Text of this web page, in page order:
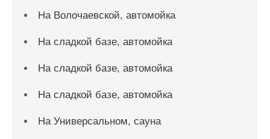
На Волочаевской, автомойка
На сладкой базе, автомойка
На сладкой базе, автомойка
На сладкой базе, автомойка
На Универсальном, сауна